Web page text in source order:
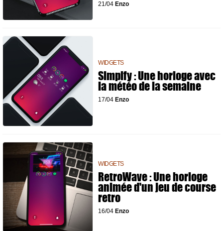
21/04 Enzo
WIDGETS
Simplfy : Une horloge avec
la météo de la semaine
17/04 Enzo
WIDGETS
RetroWave : Une horloge
animée d'un jeu de course
retro
16/04 Enzo